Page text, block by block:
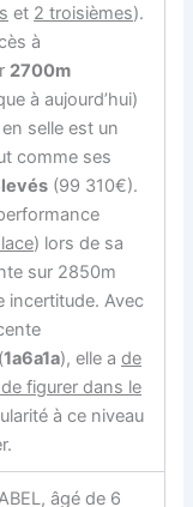
et 2 troisièmes).
à
2700m
à aujourd’hui)
en selle est un
comme ses
(99 310€).
) lors de sa
sur 2850m
incertitude. Avec
1a6a1a), elle ade
figurer dans le
à ce niveau
âgé de 6